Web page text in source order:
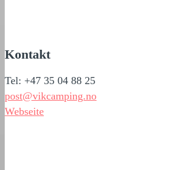
Kontakt
Tel: +47 35 04 88 25
post@vikcamping.no
Webseite